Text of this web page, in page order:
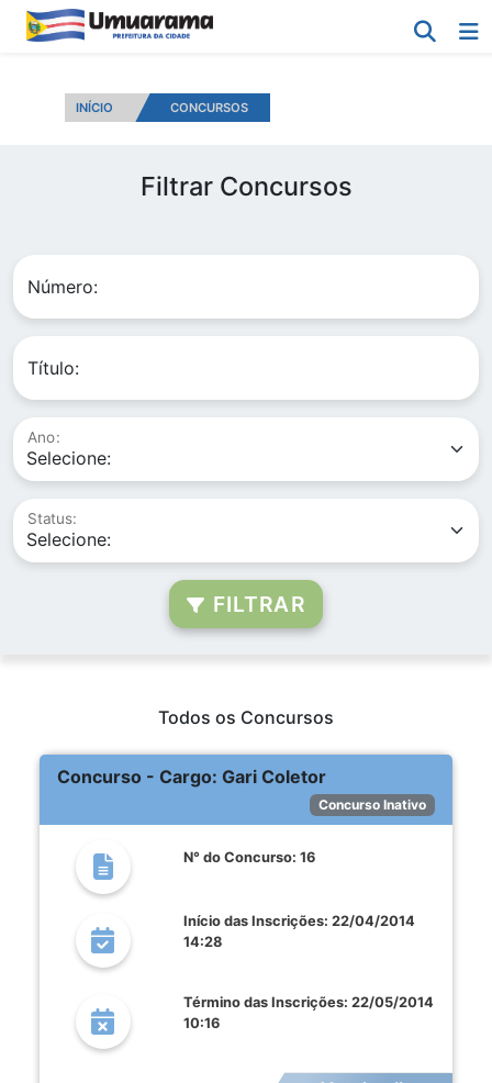
INÍCIO CONCURSOS
Filtrar Concursos
Número:
Título:
Ano:
Status:
FILTRAR
Todos os Concursos
Concurso - Cargo: Gari Coletor
Concurso Inativo
N° do Concurso: 16
Início das Inscrições: 22/04/2014
14:28
Término das Inscrições: 22/05/2014
10:16